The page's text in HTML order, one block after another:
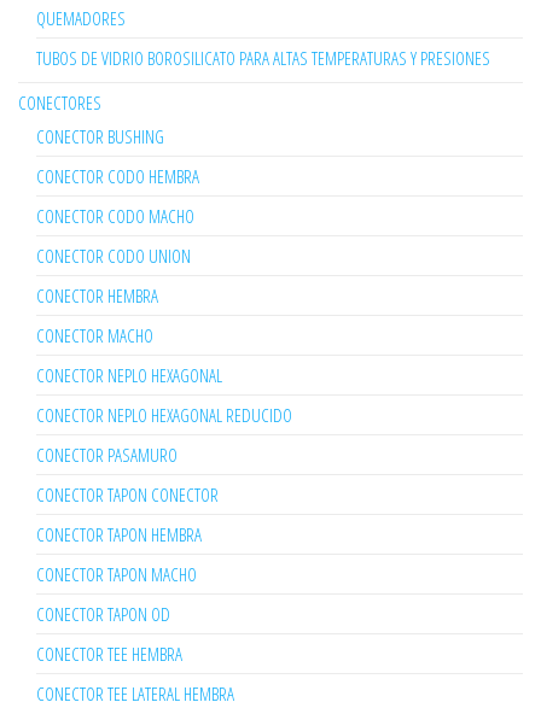
QUEMADORES
TUBOS DE VIDRIO BOROSILICATO PARA ALTAS TEMPERATURAS Y PRESIONES
CONECTORES
CONECTOR BUSHING
CONECTOR CODO HEMBRA
CONECTOR CODO MACHO
CONECTOR CODO UNION
CONECTOR HEMBRA
CONECTOR MACHO
CONECTOR NEPLO HEXAGONAL
CONECTOR NEPLO HEXAGONAL REDUCIDO
CONECTOR PASAMURO
CONECTOR TAPON CONECTOR
CONECTOR TAPON HEMBRA
CONECTOR TAPON MACHO
CONECTOR TAPON OD
CONECTOR TEE HEMBRA
CONECTOR TEE LATERAL HEMBRA